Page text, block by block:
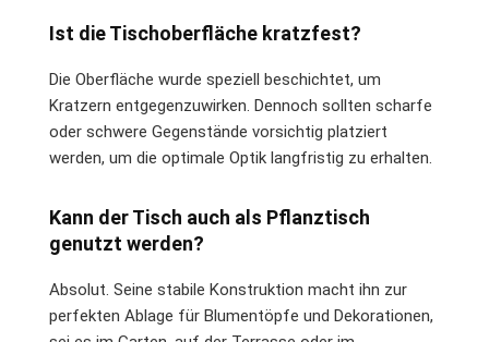
Ist die Tischoberfläche kratzfest?
Die Oberfläche wurde speziell beschichtet, um
Kratzern entgegenzuwirken. Dennoch sollten scharfe
oder schwere Gegenstände vorsichtig platziert
werden, um die optimale Optik langfristig zu erhalten.
Kann der Tisch auch als Pflanztisch
genutzt werden?
Absolut. Seine stabile Konstruktion macht ihn zur
perfekten Ablage für Blumentöpfe und Dekorationen,